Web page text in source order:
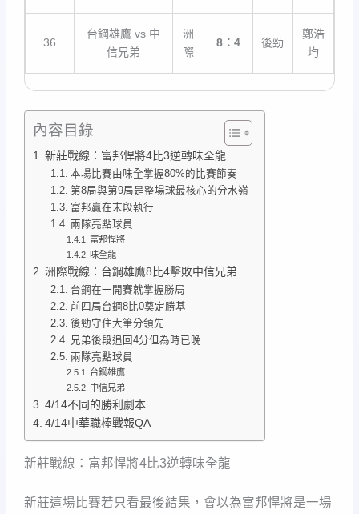
36
台鋼雄鷹 vs 中
信兄弟
洲
際
8：4 後勁
鄭浩
均
內容目錄
新莊戰線：富邦悍將4比3逆轉味全龍
本場比賽由味全掌握80%的比賽節奏
第8局與第9局是整場球最核心的分水嶺
富邦贏在末段執行
兩隊亮點球員
富邦悍將
味全龍
洲際戰線：台鋼雄鷹8比4擊敗中信兄弟
台鋼在一開賽就掌握勝局
前四局台鋼8比0奠定勝基
後勁守住大筆分領先
兄弟後段追回4分但為時已晚
兩隊亮點球員
台鋼雄鷹
中信兄弟
4/14不同的勝利劇本
4/14中華職棒戰報QA
新莊戰線：富邦悍將4比3逆轉味全龍
新莊這場比賽若只看最後結果，會以為富邦悍將是一場